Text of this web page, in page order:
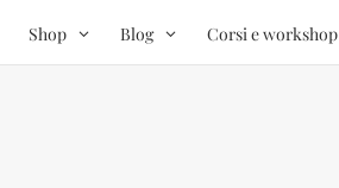
Shop Blog Corsi e workshop